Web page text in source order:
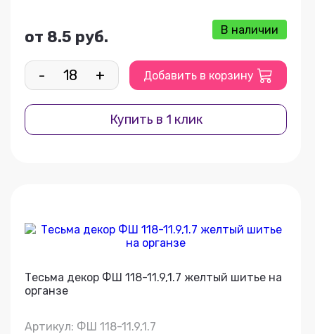
от 8.5 руб. В наличии
- + Добавить в корзину
Купить в 1 клик
Тесьма декор ФШ 118-11.9,1.7 желтый шитье на
органзе
Артикул: ФШ 118-11.9,1.7